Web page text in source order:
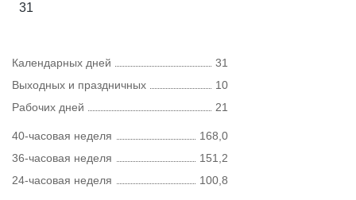
31
Календарных дней
31
Выходных и праздничных
10
Рабочих дней
21
40-часовая неделя
168,0
36-часовая неделя
151,2
24-часовая неделя
100,8